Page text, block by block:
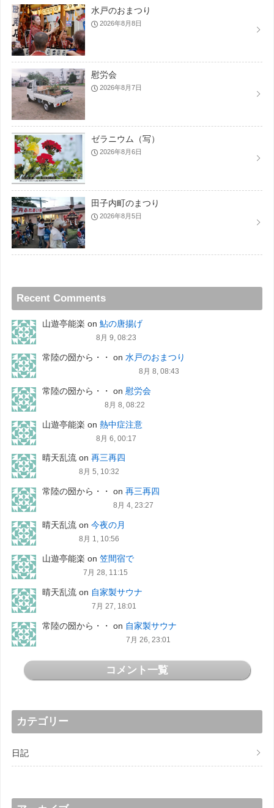
水戸のおまつり
2026年8月8日
慰労会
2026年8月7日
ゼラニウム（写）
2026年8月6日
田子内町のまつり
2026年8月5日
Recent Comments
山遊亭能楽 on 鮎の唐揚げ
8月 9, 08:23
常陸の圀から・・ on 水戸のおまつり
8月 8, 08:43
常陸の圀から・・ on 慰労会
8月 8, 08:22
山遊亭能楽 on 熱中症注意
8月 6, 00:17
晴天乱流on 再三再四
8月 5, 10:32
常陸の圀から・・ on 再三再四
8月 4, 23:27
晴天乱流on 今夜の月
8月 1, 10:56
山遊亭能楽 on 笠間宿で
7月 28, 11:15
晴天乱流on 自家製サウナ
7月 27, 18:01
常陸の圀から・・ on 自家製サウナ
7月 26, 23:01
コメント一覧
カテゴリー
日記